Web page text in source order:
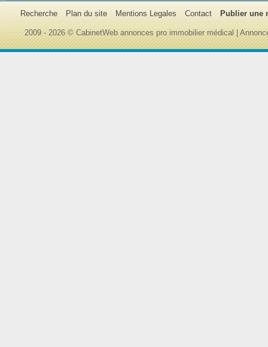
Recherche Plan du site Mentions Legales Contact Publier une
2009 - 2026 © CabinetWeb annonces pro immobilier médical |